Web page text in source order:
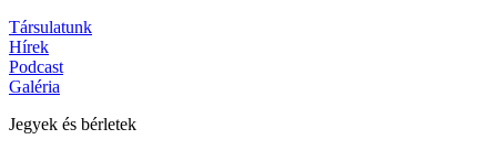
Társulatunk
Hírek
Podcast
Galéria
Jegyek és bérletek